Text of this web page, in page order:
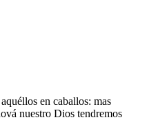
en caballos: mas
nuestro Dios tendremos